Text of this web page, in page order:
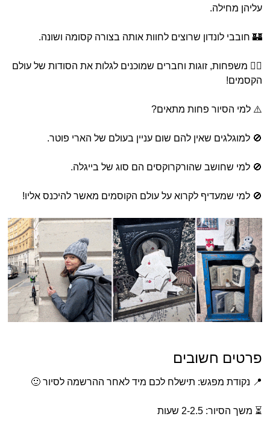
עליהן מחילה.
🏰 חובבי לונדון שרוצים לחוות אותה בצורה קסומה ושונה.
🧙‍♀️ משפחות, זוגות וחברים שמוכנים לגלות את הסודות של עולם
הקסמים!
⚠️ למי הסיור פחות מתאים?
🚫 למוגלגים שאין להם שום עניין בעולם של הארי פוטר.
🚫 למי שחושב שהורקרוקסים הם סוג של בייגלה.
🚫 למי שמעדיף לקרוא על עולם הקוסמים מאשר להיכנס אליו!
פרטים חשובים
📍 נקודת מפגש: תישלח לכם מיד לאחר ההרשמה לסיור 🙂
⏳ משך הסיור: 2-2.5 שעות